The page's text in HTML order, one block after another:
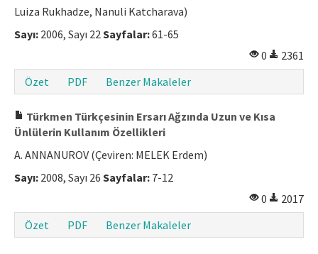
Luiza Rukhadze, Nanuli Katcharava)
Sayı: 2006, Sayı 22 Sayfalar:61-65
0
2361
Özet
PDF Benzer Makaleler
Türkmen Türkçesinin Ersarı Ağzında Uzun ve Kısa
Ünlülerin Kullanım Özellikleri
A. ANNANUROV (Çeviren: MELEK Erdem)
Sayı: 2008, Sayı 26 Sayfalar: 7-12
0
2017
Özet
PDF Benzer Makaleler